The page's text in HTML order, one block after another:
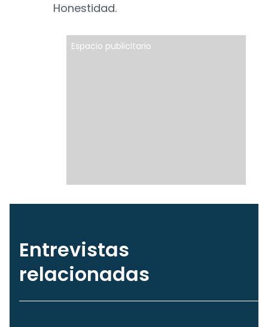
Honestidad.
Espacio publicitario
Entrevistas
relacionadas